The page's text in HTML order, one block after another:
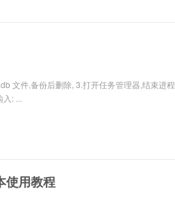
文件,备份后删除, 3.打开任务管理器,结束进程
: ...
使用教程